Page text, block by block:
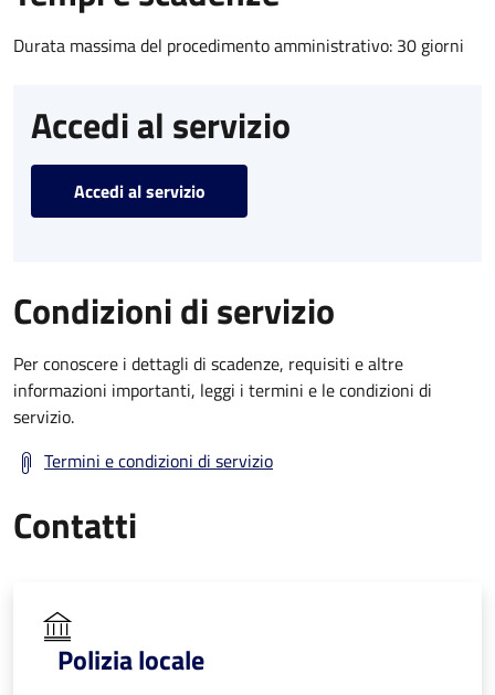
Durata massima del procedimento amministrativo: 30 giorni
Accedi al servizio
Accedi al servizio
Condizioni di servizio
Per conoscere i dettagli di scadenze, requisiti e altre
informazioni importanti, leggi i termini e le condizioni di
servizio.
Termini e condizioni di servizio
Contatti
Polizia locale